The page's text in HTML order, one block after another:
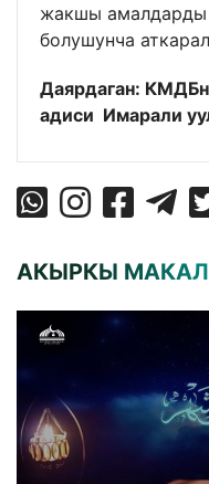
жакшы
болушунча
Даярдаган:
адиси Имарали
АКЫРКЫ